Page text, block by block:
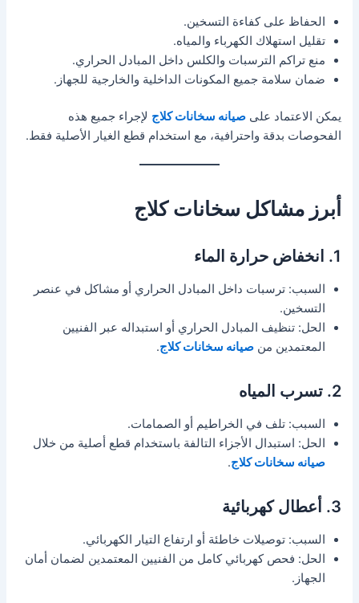
الحفاظ على كفاءة التسخين.
تقليل استهلاك الكهرباء والمياه.
منع تراكم الترسبات والكلس داخل المبادل الحراري.
ضمان سلامة جميع المكونات الداخلية والخارجية للجهاز.
يمكن الاعتماد علىصيانه سخانات كلاج لإجراء جميع هذه
الفحوصات بدقة واحترافية، مع استخدام قطع الغيار الأصلية فقط.
أبرز مشاكل سخانات كلاج
1. انخفاض حرارة الماء
السبب: ترسبات داخل المبادل الحراري أو مشاكل في عنصر
التسخين.
الحل: تنظيف المبادل الحراري أو استبداله عبر الفنيين
المعتمدين منصيانه سخانات كلاج.
2. تسرب المياه
السبب: تلف في الخراطيم أو الصمامات.
الحل: استبدال الأجزاء التالفة باستخدام قطع أصلية من خلال
صيانه سخانات كلاج.
3. أعطال كهربائية
السبب: توصيلات خاطئة أو ارتفاع التيار الكهربائي.
الحل: فحص كهربائي كامل من الفنيين المعتمدين لضمان أمان
الجهاز.